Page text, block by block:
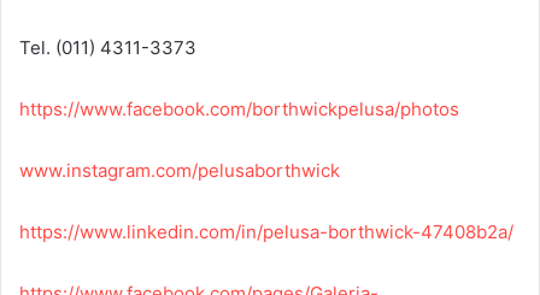
Tel. (011) 4311-3373
https://www.facebook.com/borthwickpelusa/photos
www.instagram.com/pelusaborthwick
https://www.linkedin.com/in/pelusa-borthwick-47408b2a/